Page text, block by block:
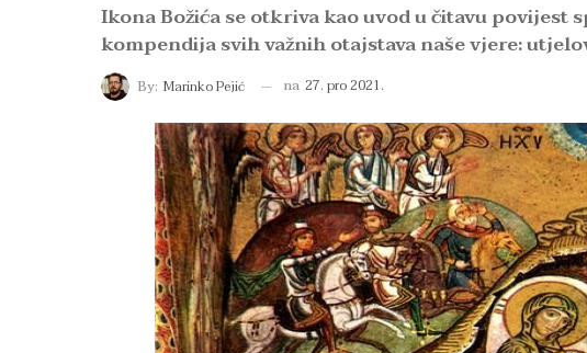
Ikona Božića se otkriva kao uvod u čitavu povijest
kompendija svih važnih otajstava naše vjere:
By: Marinko Pejić na 27. pro 2021.